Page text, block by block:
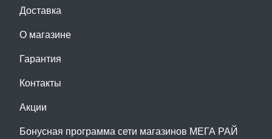
Доставка
О магазине
Гарантия
Контакты
Акции
Бонусная программа сети магазинов МЕГА РАЙ